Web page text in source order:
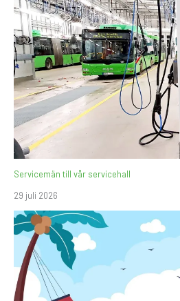
Servicemän till vår servicehall
29 juli 2026